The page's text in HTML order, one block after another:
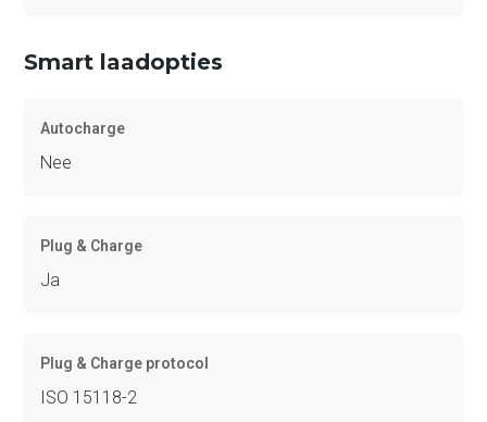
Smart laadopties
Autocharge
Nee
Plug & Charge
Ja
Plug & Charge protocol
ISO 15118-2